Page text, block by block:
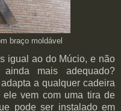
braço moldável
igual ao do Múcio, e não
mais adequado?
a qualquer cadeira
vem com uma tira de
pode ser instalado em